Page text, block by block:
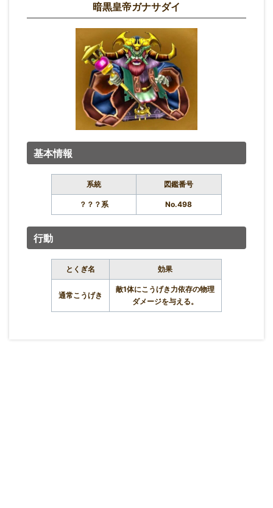
暗黒皇帝ガナサダイ
基本情報
系統 図鑑番号
？？？系 No.498
行動
とくぎ名 効果
通常こうげき
敵1体にこうげき力依存の物理
ダメージを与える。